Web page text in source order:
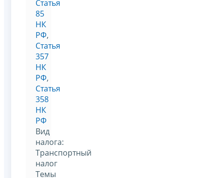
Статья
85
НК
РФ,
Статья
357
НК
РФ,
Статья
358
НК
РФ
Вид
налога:
Транспортный
налог
Темы